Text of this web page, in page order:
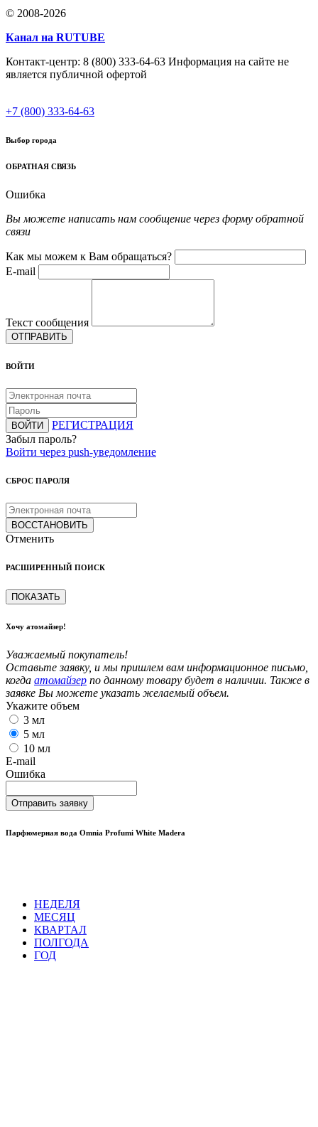
© 2008-2026
Канал на RUTUBE
Контакт-центр: 8 (800) 333-64-63 Информация на сайте не
является публичной офертой
+7 (800) 333-64-63
Выбор города
ОБРАТНАЯ СВЯЗЬ
Ошибка
Вы можете написать нам сообщение через форму обратной
связи
Как мы можем к Вам обращаться?
E-mail
Текст сообщения
ОТПРАВИТЬ
ВОЙТИ
ВОЙТИ
РЕГИСТРАЦИЯ
Забыл пароль?
Войти через push-уведомление
СБРОС ПАРОЛЯ
ВОССТАНОВИТЬ
Отменить
РАСШИРЕННЫЙ ПОИСК
ПОКАЗАТЬ
Хочу атомайзер!
Уважаемый покупатель!
Оставьте заявку, и мы пришлем вам информационное письмо,
когда атомайзер по данному товару будет в наличии. Также в
заявке Вы можете указать желаемый объем.
Укажите объем
3 мл
5 мл
10 мл
E-mail
Ошибка
Отправить заявку
Парфюмерная вода Omnia Profumi White Madera
НЕДЕЛЯ
МЕСЯЦ
КВАРТАЛ
ПОЛГОДА
ГОД